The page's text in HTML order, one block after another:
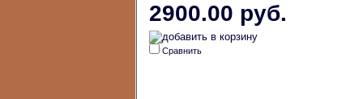
2900.00 руб.
Сравнить